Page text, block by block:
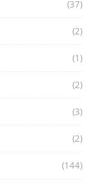
(37)
(2)
(1)
(2)
(3)
(2)
(144)